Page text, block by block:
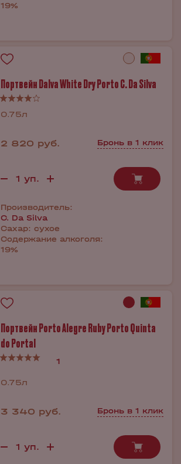
19%
Портвейн Dalva White Dry Porto C. Da Silva
0.75л
2 820 руб. Бронь в 1 клик
Производитель:
C. Da Silva
Сахар: сухое
Содержание алкоголя:
19%
Портвейн Porto Alegre Ruby Porto Quinta
do Portal
1
0.75л
3 340 руб. Бронь в 1 клик